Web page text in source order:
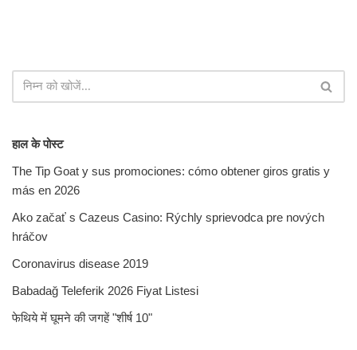
हाल के पोस्ट
The Tip Goat y sus promociones: cómo obtener giros gratis y
más en 2026
Ako začať s Cazeus Casino: Rýchly sprievodca pre nových
hráčov
Coronavirus disease 2019
Babadağ Teleferik 2026 Fiyat Listesi
फेथिये में घूमने की जगहें "शीर्ष 10"